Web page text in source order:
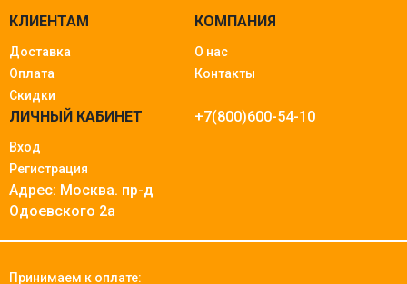
КЛИЕНТАМ
Доставка
Оплата
Скидки
КОМПАНИЯ
О нас
Контакты
ЛИЧНЫЙ КАБИНЕТ
Вход
Регистрация
+7(800)600-54-10
Адрес: Москва. пр-д
Одоевского 2а
Принимаем к оплате: